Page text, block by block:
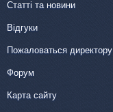
Статті та новини
Відгуки
Пожаловаться директору
Форум
Карта сайту